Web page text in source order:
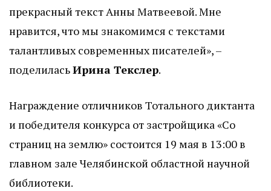
прекрасный текст Анны Матвеевой. Мне
нравится, что мы знакомимся с текстами
талантливых современных писателей», –
поделиласьИрина Текслер.
Награждение отличников Тотального диктанта
и победителя конкурса от застройщика «Со
страниц на землю» состоится 19 мая в 13:00 в
главном зале Челябинской областной научной
библиотеки.